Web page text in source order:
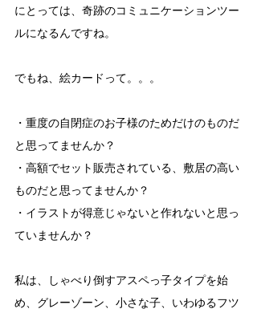
にとっては、奇跡のコミュニケーションツー
ルになるんですね。
でもね、絵カードって。。。
・重度の自閉症のお子様のためだけのものだ
と思ってませんか？
・高額でセット販売されている、敷居の高い
ものだと思ってませんか？
・イラストが得意じゃないと作れないと思っ
ていませんか？
私は、しゃべり倒すアスペっ子タイプを始
め、グレーゾーン、小さな子、いわゆるフツ